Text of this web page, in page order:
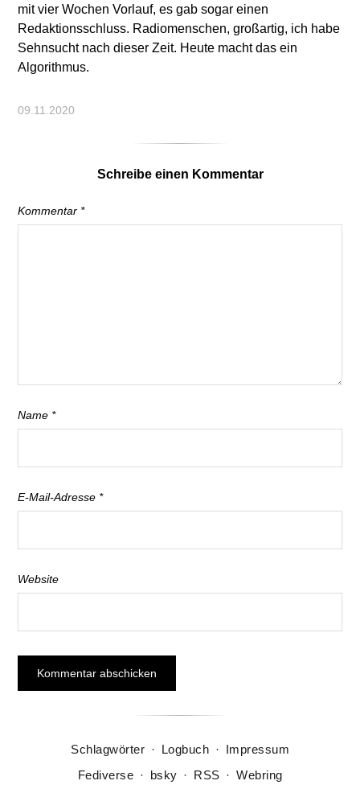
mit vier Wochen Vorlauf, es gab sogar einen
Redaktionsschluss. Radiomenschen, großartig, ich habe
Sehnsucht nach dieser Zeit. Heute macht das ein
Algorithmus.
09.11.2020
Schreibe einen Kommentar
Kommentar *
Name *
E-Mail-Adresse *
Website
Schlagwörter · Logbuch · Impressum
Fediverse · bsky · RSS · Webring